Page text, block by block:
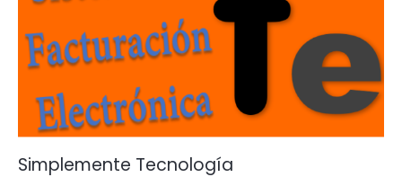
Simplemente Tecnología